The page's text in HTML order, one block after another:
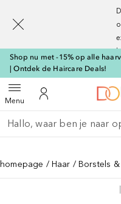
Shop nu met -15% op alle
| Ontdek de Haircare Deals!
MenuOpen menuNaar Mijn Account
Ga terug
Zoekopdracht uitvoeren
homepage Haar Borstels &